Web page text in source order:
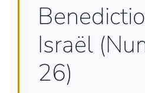
Israël
26)